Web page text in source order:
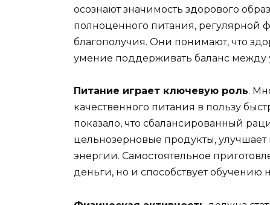
осознают значимость здорового
полноценного питания, регулярной
благополучия. Они понимают, что
умение поддерживать баланс между
Питание играет ключевую роль.
качественного питания в пользу
показало, что сбалансированный
цельнозерновые продукты,
энергии. Самостоятельное
деньги, но и способствует